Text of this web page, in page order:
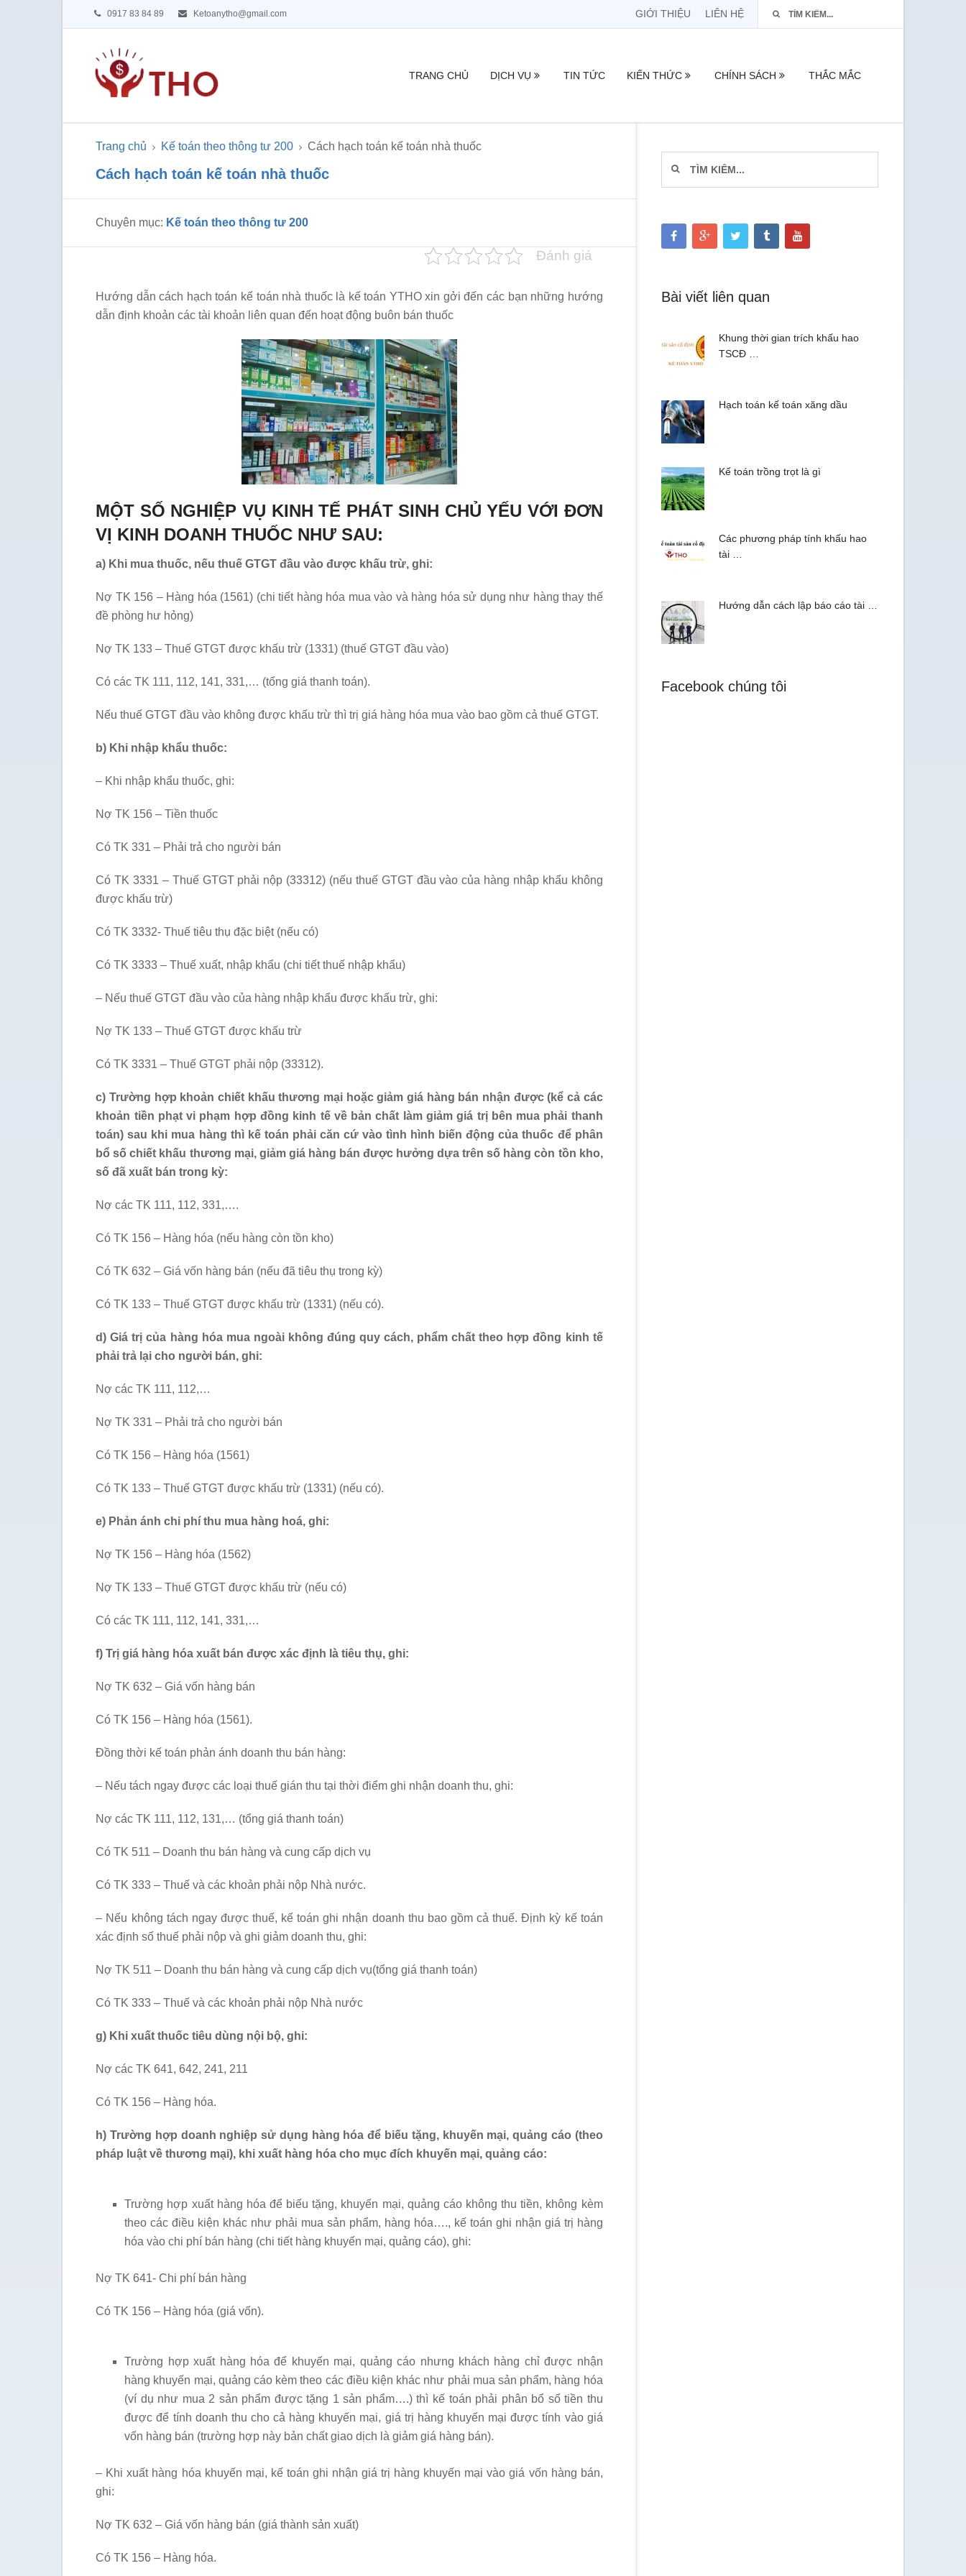
0917 83 84 89 Ketoanytho@gmail.com GIỚI THIỆU LIÊN HỆ
TRANG CHỦ DỊCH VỤ TIN TỨC KIẾN THỨC CHÍNH SÁCH THẮC MẮC
Trang chủ Kế toán theo thông tư 200 Cách hạch toán kế toán nhà thuốc
Cách hạch toán kế toán nhà thuốc
Chuyên mục: Kế toán theo thông tư 200
Đánh giá
Hướng dẫn cách hạch toán kế toán nhà thuốc là kế toán YTHO xin gởi đến các bạn những hướng
dẫn định khoản các tài khoản liên quan đến hoạt động buôn bán thuốc
MỘT SỐ NGHIỆP VỤ KINH TẾ PHÁT SINH CHỦ YẾU VỚI ĐƠN
VỊ KINH DOANH THUỐC NHƯ SAU:
a) Khi mua thuốc, nếu thuế GTGT đầu vào được khấu trừ, ghi:
Nợ TK 156 – Hàng hóa (1561) (chi tiết hàng hóa mua vào và hàng hóa sử dụng như hàng thay thế
đề phòng hư hỏng)
Nợ TK 133 – Thuế GTGT được khấu trừ (1331) (thuế GTGT đầu vào)
Có các TK 111, 112, 141, 331,… (tổng giá thanh toán).
Nếu thuế GTGT đầu vào không được khấu trừ thì trị giá hàng hóa mua vào bao gồm cả thuế GTGT.
b) Khi nhập khẩu thuốc:
– Khi nhập khẩu thuốc, ghi:
Nợ TK 156 – Tiền thuốc
Có TK 331 – Phải trả cho người bán
Có TK 3331 – Thuế GTGT phải nộp (33312) (nếu thuế GTGT đầu vào của hàng nhập khẩu không
được khấu trừ)
Có TK 3332- Thuế tiêu thụ đặc biệt (nếu có)
Có TK 3333 – Thuế xuất, nhập khẩu (chi tiết thuế nhập khẩu)
– Nếu thuế GTGT đầu vào của hàng nhập khẩu được khấu trừ, ghi:
Nợ TK 133 – Thuế GTGT được khấu trừ
Có TK 3331 – Thuế GTGT phải nộp (33312).
c) Trường hợp khoản chiết khấu thương mại hoặc giảm giá hàng bán nhận được (kể cả các
khoản tiền phạt vi phạm hợp đồng kinh tế về bản chất làm giảm giá trị bên mua phải thanh
toán) sau khi mua hàng thì kế toán phải căn cứ vào tình hình biến động của thuốc để phân
bổ số chiết khấu thương mại, giảm giá hàng bán được hưởng dựa trên số hàng còn tồn kho,
số đã xuất bán trong kỳ:
Nợ các TK 111, 112, 331,….
Có TK 156 – Hàng hóa (nếu hàng còn tồn kho)
Có TK 632 – Giá vốn hàng bán (nếu đã tiêu thụ trong kỳ)
Có TK 133 – Thuế GTGT được khấu trừ (1331) (nếu có).
d) Giá trị của hàng hóa mua ngoài không đúng quy cách, phẩm chất theo hợp đồng kinh tế
phải trả lại cho người bán, ghi:
Nợ các TK 111, 112,…
Nợ TK 331 – Phải trả cho người bán
Có TK 156 – Hàng hóa (1561)
Có TK 133 – Thuế GTGT được khấu trừ (1331) (nếu có).
e) Phản ánh chi phí thu mua hàng hoá, ghi:
Nợ TK 156 – Hàng hóa (1562)
Nợ TK 133 – Thuế GTGT được khấu trừ (nếu có)
Có các TK 111, 112, 141, 331,…
f) Trị giá hàng hóa xuất bán được xác định là tiêu thụ, ghi:
Nợ TK 632 – Giá vốn hàng bán
Có TK 156 – Hàng hóa (1561).
Đồng thời kế toán phản ánh doanh thu bán hàng:
– Nếu tách ngay được các loại thuế gián thu tại thời điểm ghi nhận doanh thu, ghi:
Nợ các TK 111, 112, 131,… (tổng giá thanh toán)
Có TK 511 – Doanh thu bán hàng và cung cấp dịch vụ
Có TK 333 – Thuế và các khoản phải nộp Nhà nước.
– Nếu không tách ngay được thuế, kế toán ghi nhận doanh thu bao gồm cả thuế. Định kỳ kế toán
xác định số thuế phải nộp và ghi giảm doanh thu, ghi:
Nợ TK 511 – Doanh thu bán hàng và cung cấp dịch vụ(tổng giá thanh toán)
Có TK 333 – Thuế và các khoản phải nộp Nhà nước
g) Khi xuất thuốc tiêu dùng nội bộ, ghi:
Nợ các TK 641, 642, 241, 211
Có TK 156 – Hàng hóa.
h) Trường hợp doanh nghiệp sử dụng hàng hóa để biếu tặng, khuyến mại, quảng cáo (theo
pháp luật về thương mại), khi xuất hàng hóa cho mục đích khuyến mại, quảng cáo:
Trường hợp xuất hàng hóa để biếu tặng, khuyến mại, quảng cáo không thu tiền, không kèm
theo các điều kiện khác như phải mua sản phẩm, hàng hóa…., kế toán ghi nhận giá trị hàng
hóa vào chi phí bán hàng (chi tiết hàng khuyến mại, quảng cáo), ghi:
Nợ TK 641- Chi phí bán hàng
Có TK 156 – Hàng hóa (giá vốn).
Trường hợp xuất hàng hóa để khuyến mại, quảng cáo nhưng khách hàng chỉ được nhận
hàng khuyến mại, quảng cáo kèm theo các điều kiện khác như phải mua sản phẩm, hàng hóa
(ví dụ như mua 2 sản phẩm được tặng 1 sản phẩm….) thì kế toán phải phân bổ số tiền thu
được để tính doanh thu cho cả hàng khuyến mại, giá trị hàng khuyến mại được tính vào giá
vốn hàng bán (trường hợp này bản chất giao dịch là giảm giá hàng bán).
– Khi xuất hàng hóa khuyến mại, kế toán ghi nhận giá trị hàng khuyến mại vào giá vốn hàng bán,
ghi:
Nợ TK 632 – Giá vốn hàng bán (giá thành sản xuất)
Có TK 156 – Hàng hóa.
Bài viết liên quan
Khung thời gian trích khấu hao
TSCĐ …
Hạch toán kế toán xăng dầu
Kế toán trồng trọt là gì
Các phương pháp tính khấu hao
tài …
Hướng dẫn cách lập báo cáo tài …
Facebook chúng tôi